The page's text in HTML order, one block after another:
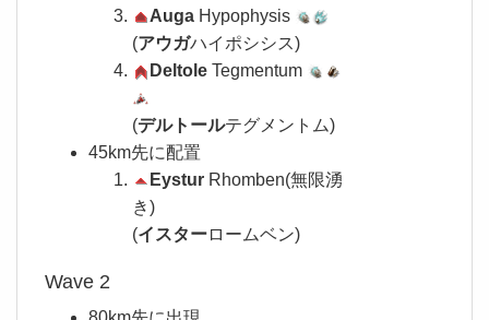
Auga Hypophysis
(アウガハイポシシス)
Deltole Tegmentum
(デルトールテグメントム)
45km先に配置
Eystur Rhomben(無限湧
き)
(イスターロームベン)
Wave 2